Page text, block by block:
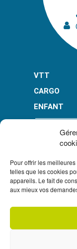
Pour offrir les
telles que les cookies
appareils. Le fait de
aux mieux vos
VTT
CARGO
ENFANT
LIMITÉ À 3000 €